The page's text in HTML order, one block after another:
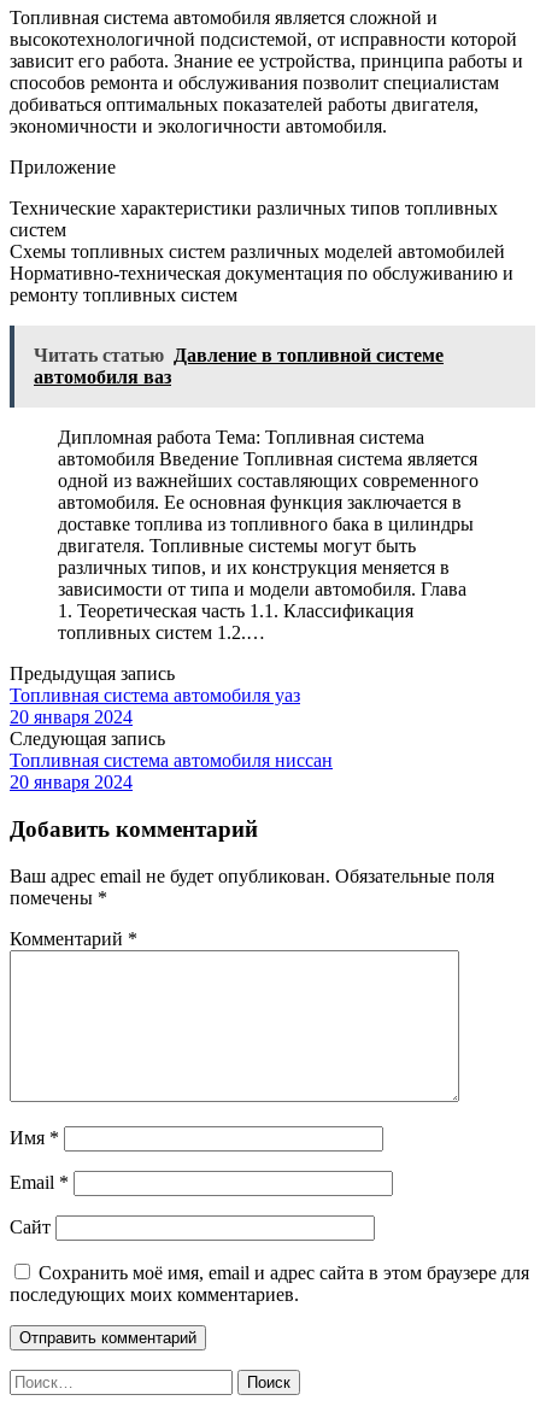
Топливная система автомобиля является сложной и
высокотехнологичной подсистемой, от исправности которой
зависит его работа. Знание ее устройства, принципа работы и
способов ремонта и обслуживания позволит специалистам
добиваться оптимальных показателей работы двигателя,
экономичности и экологичности автомобиля.
Приложение
Технические характеристики различных типов топливных
систем
Схемы топливных систем различных моделей автомобилей
Нормативно-техническая документация по обслуживанию и
ремонту топливных систем
Читать статью Давление в топливной системе
автомобиля ваз
Дипломная работа Тема: Топливная система
автомобиля Введение Топливная система является
одной из важнейших составляющих современного
автомобиля. Ее основная функция заключается в
доставке топлива из топливного бака в цилиндры
двигателя. Топливные системы могут быть
различных типов, и их конструкция меняется в
зависимости от типа и модели автомобиля. Глава
1. Теоретическая часть 1.1. Классификация
топливных систем 1.2.…
Предыдущая запись
Топливная система автомобиля уаз
20 января 2024
Следующая запись
Топливная система автомобиля ниссан
20 января 2024
Добавить комментарий
Ваш адрес email не будет опубликован. Обязательные поля
помечены *
Комментарий *
Имя *
Email *
Сайт
Сохранить моё имя, email и адрес сайта в этом браузере для
последующих моих комментариев.
Найти: